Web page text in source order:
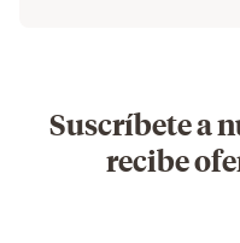
Suscríbete a
recibe